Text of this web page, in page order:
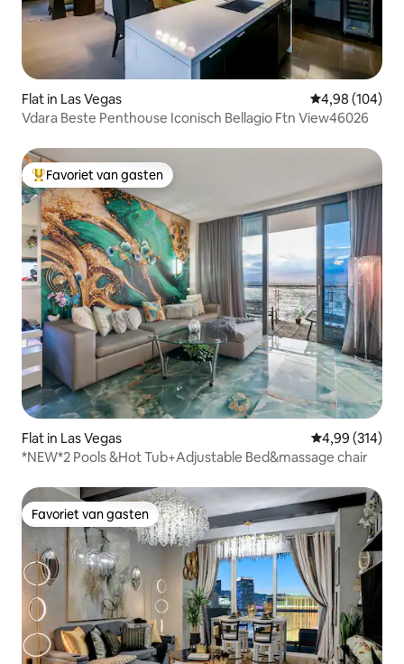
Flat in Las Vegas Gemiddelde
4,98 (104)
Vdara Beste Penthouse Iconisch Bellagio Ftn View46026
Topfavoriet van gasten
Favoriet van gasten
Flat in Las Vegas Gemiddelde
4,99 (314)
*NEW*2 Pools &Hot Tub+Adjustable Bed&massage chair
Favoriet van gasten
Favoriet van gasten